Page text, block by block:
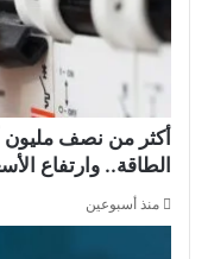
أكثر من نصف مليون
الطاقة.. وارتفاع
منذ أسبوعين